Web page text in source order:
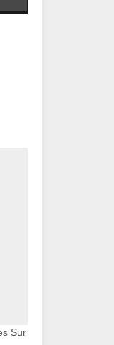
Sur